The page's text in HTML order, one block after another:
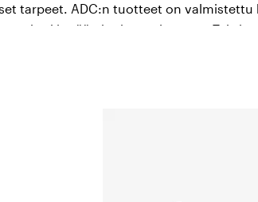
tarpeet. ADC:n tuotteet on valmistettu
keskitytään korkeaan laatuun.